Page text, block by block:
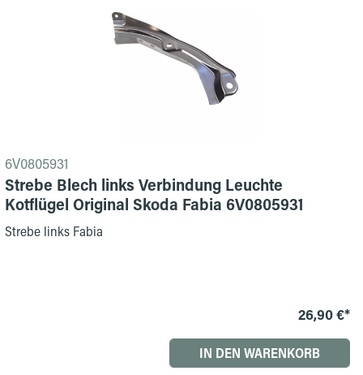
6V0805931
Strebe Blech links Verbindung Leuchte
Kotflügel Original Skoda Fabia 6V0805931
Strebe links Fabia
26,90 €*
IN DEN WARENKORB